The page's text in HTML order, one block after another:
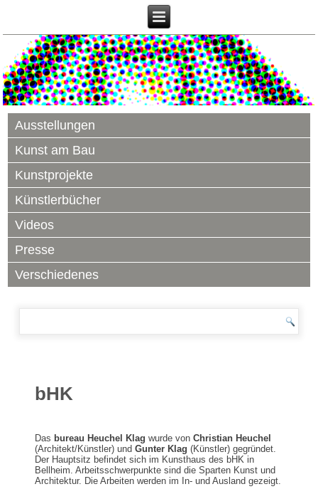
Ausstellungen
Kunst am Bau
Kunstprojekte
Künstlerbücher
Videos
Presse
Verschiedenes
bHK
Das bureau Heuchel Klag wurde vonChristian Heuchel
(Architekt/Künstler) undGunter Klag (Künstler) gegründet.
Der Hauptsitz befindet sich im Kunsthaus des bHK in
Bellheim. Arbeitsschwerpunkte sind die Sparten Kunst und
Architektur. Die Arbeiten werden im In- und Ausland gezeigt.